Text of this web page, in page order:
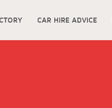
CAR HIRE ADVICE